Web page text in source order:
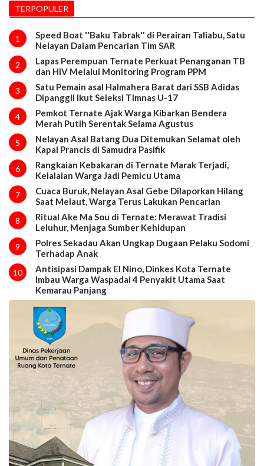
TERPOPULER
1
Speed Boat ''Baku Tabrak'' di Perairan Taliabu, Satu
Nelayan Dalam Pencarian Tim SAR
2
Lapas Perempuan Ternate Perkuat Penanganan TB
dan HIV Melalui Monitoring Program PPM
3
Satu Pemain asal Halmahera Barat dari SSB Adidas
Dipanggil Ikut Seleksi Timnas U-17
4
Pemkot Ternate Ajak Warga Kibarkan Bendera
Merah Putih Serentak Selama Agustus
5
Nelayan Asal Batang Dua Ditemukan Selamat oleh
Kapal Prancis di Samudra Pasifik
6
Rangkaian Kebakaran di Ternate Marak Terjadi,
Kelalaian Warga Jadi Pemicu Utama
7
Cuaca Buruk, Nelayan Asal Gebe Dilaporkan Hilang
Saat Melaut, Warga Terus Lakukan Pencarian
8
Ritual Ake Ma Sou di Ternate: Merawat Tradisi
Leluhur, Menjaga Sumber Kehidupan
9
Polres Sekadau Akan Ungkap Dugaan Pelaku Sodomi
Terhadap Anak
10
Antisipasi Dampak El Nino, Dinkes Kota Ternate
Imbau Warga Waspadai 4 Penyakit Utama Saat
Kemarau Panjang